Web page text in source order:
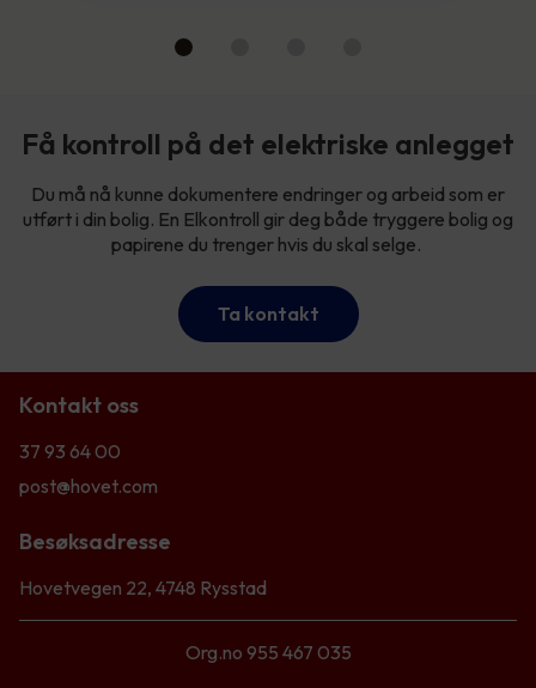
Få kontroll på det elektriske anlegget
Du må nå kunne dokumentere endringer og arbeid som er
utført i din bolig. En Elkontroll gir deg både tryggere bolig og
papirene du trenger hvis du skal selge.
Ta kontakt
Kontakt oss
37 93 64 00
post@hovet.com
Besøksadresse
Hovetvegen 22, 4748 Rysstad
Org.no 955 467 035